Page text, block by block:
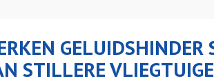
GELUIDSHINDER
STILLERE